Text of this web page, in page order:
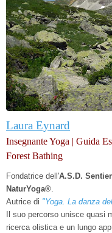
Laura Eynard
Insegnante Yoga | Guida
Forest Bathing
Fondatrice dell'A.S.D.
NaturYoga®.
Autrice di "Yoga. La danza
Il suo percorso unisce quasi
ricerca olistica e un lungo